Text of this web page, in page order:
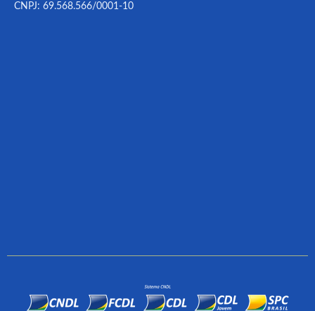
CNPJ: 69.568.566/0001-10